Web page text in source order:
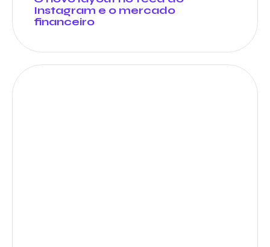
Instagram e o mercado
financeiro